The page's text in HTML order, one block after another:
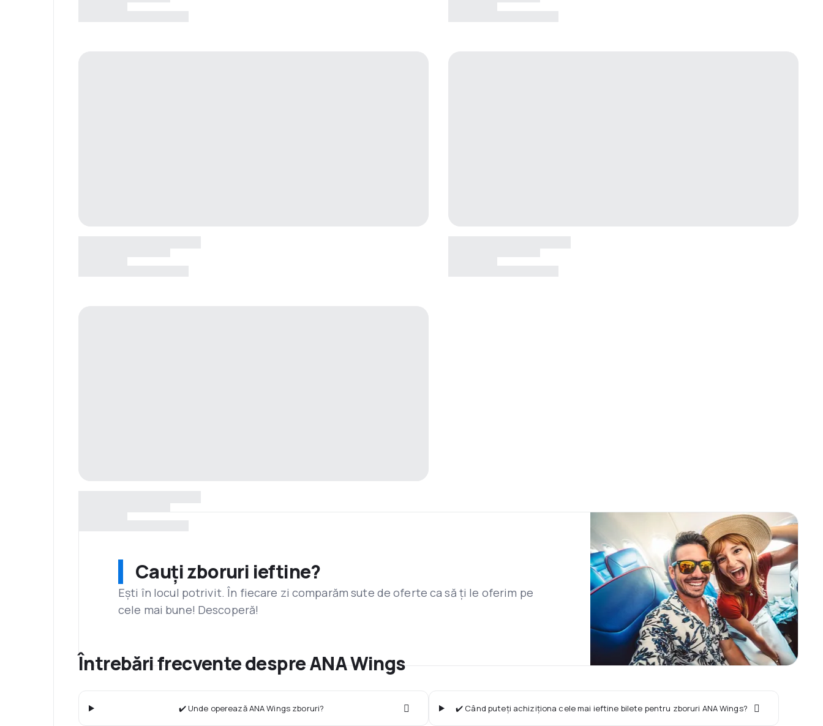
Cauți zboruri ieftine?
Ești în locul potrivit. În fiecare zi comparăm sute de oferte ca să ți le oferim pe
cele mai bune! Descoperă!
Întrebări frecvente despre ANA Wings
✔️ Unde operează ANA Wings zboruri? ✔️ Când puteți achiziționa cele mai ieftine bilete pentru zboruri ANA Wings?